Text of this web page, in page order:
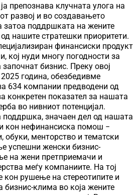
препознава клучната улога на
развој и во создавањето
затоа поддршката на жените
нашите стратешки приоритети.
финансиски продукт
кој нуди многу погодности за
бизнис. Преку овој
година, обезбедивме
634 компании предводени од
конкретен показател за нашата
во нивниот потенцијал.
поддршка, значаен дел од нашата
и кон нефинансиска помош −
обуки, менторство и тематски
успешни женски бизнис-
на жени претприемачи и
меѓу компаниите. На тој
кон рушење на стереотипите и
клима во која жените